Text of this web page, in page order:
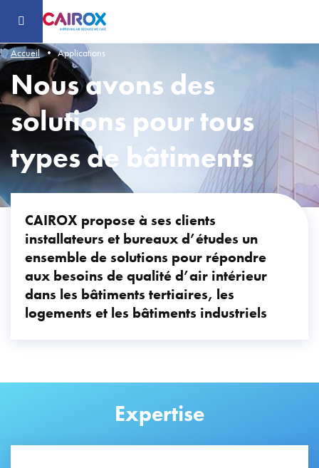
contenu
principalAccueil Applications
Nous avons des
solutions pour tous
types de bâtiments
CAIROX propose à ses clients
installateurs et bureaux d’études un
ensemble de solutions pour répondre
aux besoins de qualité d’air intérieur
dans les bâtiments tertiaires, les
logements et les bâtiments industriels
Expertise